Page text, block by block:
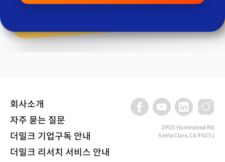
회사소개
자주 묻는 질문
더밀크 기업구독 안내
더밀크 리서치 서비스 안내
2905 Homestead Rd,
Santa Clara, CA 95051